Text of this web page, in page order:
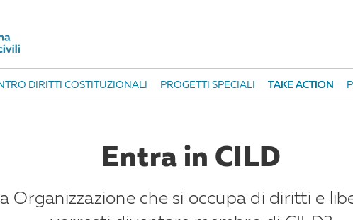
DIRITTI COSTITUZIONALI PROGETTI SPECIALI TAKE ACTION
Entra in CILD
Organizzazione che si occupa di diritti e